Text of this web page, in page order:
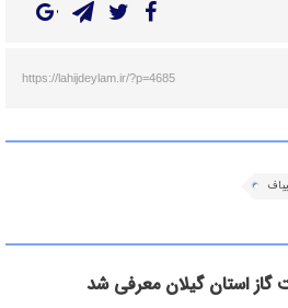
https://lahijdeylam.ir/?p=4685
استان گیلان معرفی شد